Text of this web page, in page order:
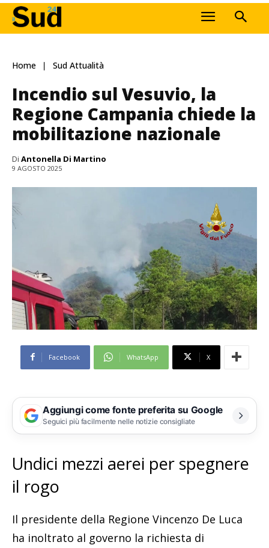
Home Sud Attualità
Incendio sul Vesuvio, la
Regione Campania chiede la
mobilitazione nazionale
Di Antonella Di Martino
9 AGOSTO 2025
Facebook WhatsApp X
Aggiungi come fonte preferita su Google
Seguici più facilmente nelle notizie consigliate
Undici mezzi aerei per spegnere
il rogo
Il presidente della Regione Vincenzo De Luca
ha inoltrato al governo la richiesta di